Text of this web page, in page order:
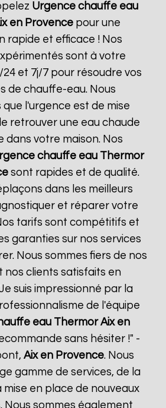
Urgence chauffe eau
en Provence pour une
rapide et efficace ! Nos
sont à votre
et 7j/7 pour résoudre vos
de chauffe-eau. Nous
l'urgence est de mise
retrouver une eau chaude
dans votre maison. Nos
chauffe eau Thermor
sont rapides et de qualité.
dans les meilleurs
et réparer votre
tarifs sont compétitifs et
garanties sur nos services
Nous sommes fiers de nos
nos clients satisfaits en
suis impressionné par la
de l'équipe
eau Thermor Aix en
sans hésiter !" -
Aix en Provence. Nous
gamme de services, de la
en place de nouveaux
Nous sommes également